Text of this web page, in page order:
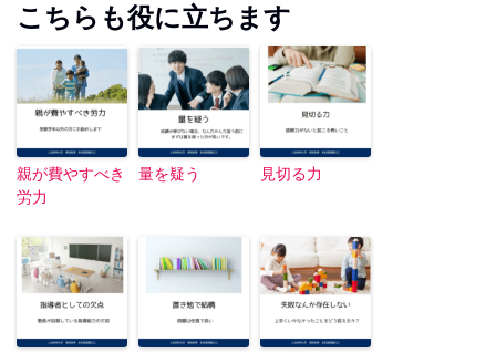
こちらも役に立ちます
親が費やすべき
労力
量を疑う 見切る力